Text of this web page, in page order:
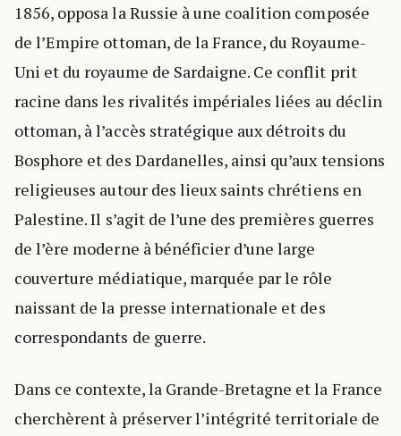
1856, opposa la Russie à une coalition composée
de l’Empire ottoman, de la France, du Royaume-
Uni et du royaume de Sardaigne. Ce conflit prit
racine dans les rivalités impériales liées au déclin
ottoman, à l’accès stratégique aux détroits du
Bosphore et des Dardanelles, ainsi qu’aux tensions
religieuses autour des lieux saints chrétiens en
Palestine. Il s’agit de l’une des premières guerres
de l’ère moderne à bénéficier d’une large
couverture médiatique, marquée par le rôle
naissant de la presse internationale et des
correspondants de guerre.
Dans ce contexte, la Grande-Bretagne et la France
cherchèrent à préserver l’intégrité territoriale de